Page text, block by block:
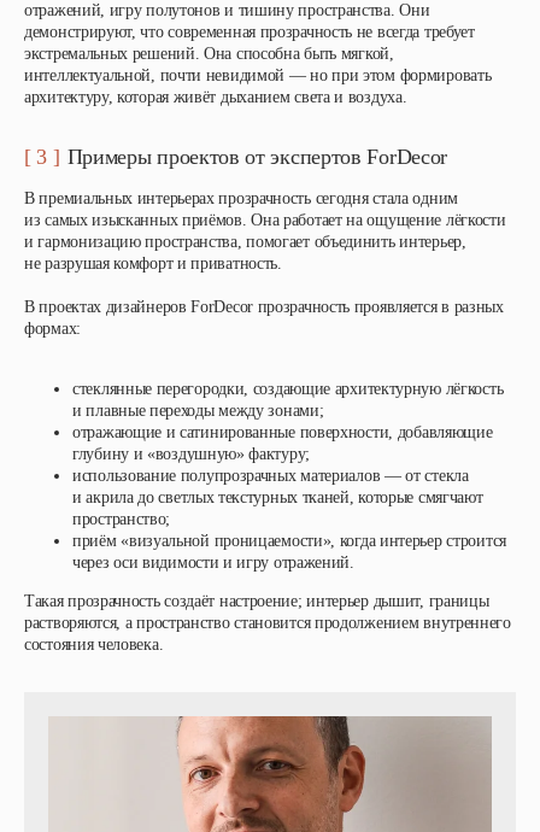
отражений, игру полутонов и тишину пространства. Они
демонстрируют, что современная прозрачность не всегда требует
экстремальных решений. Она способна быть мягкой,
интеллектуальной, почти невидимой — но при этом формировать
архитектуру, которая живёт дыханием света и воздуха.
[ 3 ] Примеры проектов от экспертов ForDecor
В премиальных интерьерах прозрачность сегодня стала одним
из самых изысканных приёмов. Она работает на ощущение лёгкости
и гармонизацию пространства, помогает объединить интерьер,
не разрушая комфорт и приватность.
В проектах дизайнеров ForDecor прозрачность проявляется в разных
формах:
стеклянные перегородки, создающие архитектурную лёгкость
и плавные переходы между зонами;
отражающие и сатинированные поверхности, добавляющие
глубину и «воздушную» фактуру;
использование полупрозрачных материалов — от стекла
и акрила до светлых текстурных тканей, которые смягчают
пространство;
приём «визуальной проницаемости», когда интерьер строится
через оси видимости и игру отражений.
Такая прозрачность создаёт настроение; интерьер дышит, границы
растворяются, а пространство становится продолжением внутреннего
состояния человека.